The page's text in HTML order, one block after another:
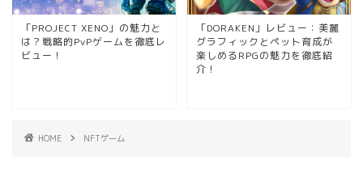
「PROJECT XENO」の魅力と
は？戦略的PvPゲームを徹底レ
ビュー！
「DORAKEN」レビュー：美麗
グラフィックとペット育成が
楽しめるRPGの魅力を徹底紹
介！
HOME NFTゲーム